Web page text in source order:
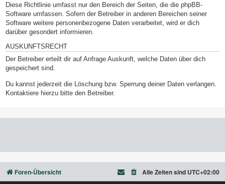
Diese Richtlinie umfasst nur den Bereich der Seiten, die die phpBB-
Software umfassen. Sofern der Betreiber in anderen Bereichen seiner
Software weitere personenbezogene Daten verarbeitet, wird er dich
darüber gesondert informieren.
AUSKUNFTSRECHT
Der Betreiber erteilt dir auf Anfrage Auskunft, welche Daten über dich
gespeichert sind.
Du kannst jederzeit die Löschung bzw. Sperrung deiner Daten verlangen.
Kontaktiere hierzu bitte den Betreiber.
Foren-Übersicht Alle Zeiten sind UTC+02:00